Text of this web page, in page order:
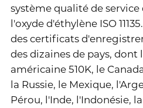
système qualité de
l'oxyde d'éthylène ISO
des certificats
des dizaines de pays, dont
américaine 510K, le
la Russie, le Mexique,
Pérou, l'Inde, l'Indonésie,